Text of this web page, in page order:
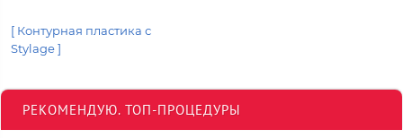
[ Контурная пластика с
Stylage ]
РЕКОМЕНДУЮ. ТОП-ПРОЦЕДУРЫ